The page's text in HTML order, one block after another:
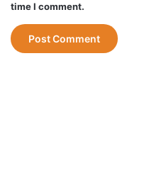
time I comment.